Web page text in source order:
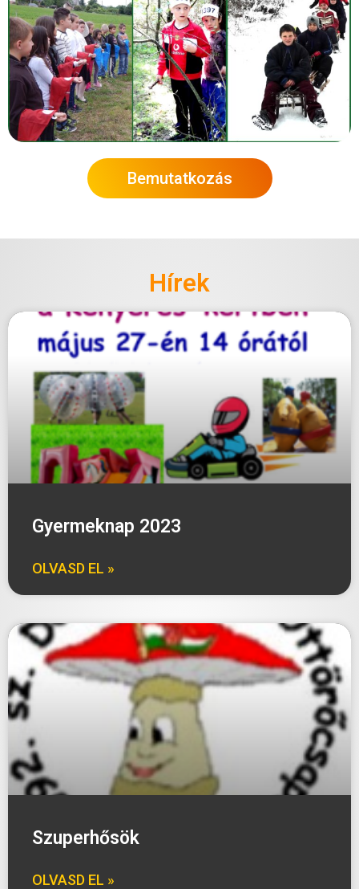
Bemutatkozás
Hírek
Gyermeknap 2023
OLVASD EL »
Szuperhősök
OLVASD EL »